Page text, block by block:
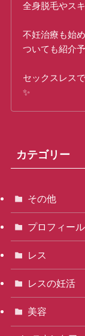
全身脱毛やス
不妊治療も始
ついても紹介予
セックスレス
✨
カテゴリー
その他
プロフィール
レス
レスの妊活
美容